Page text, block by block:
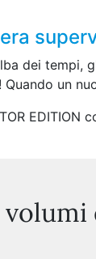
dei tempi,
Quando un